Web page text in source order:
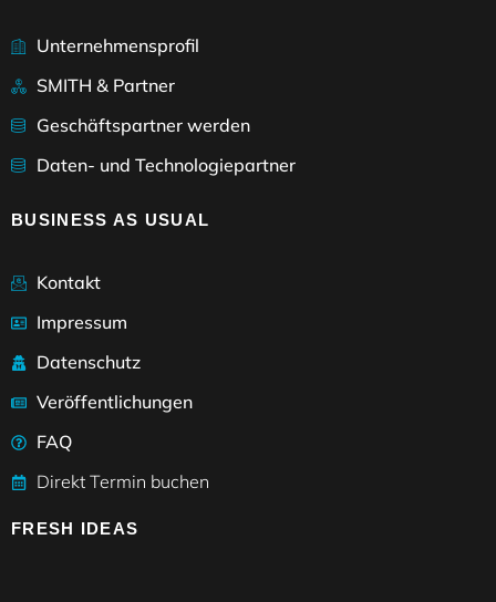
Unternehmensprofil
SMITH & Partner
Geschäftspartner werden
Daten- und Technologiepartner
BUSINESS AS USUAL
Kontakt
Impressum
Datenschutz
Veröffentlichungen
FAQ
Direkt Termin buchen
FRESH IDEAS